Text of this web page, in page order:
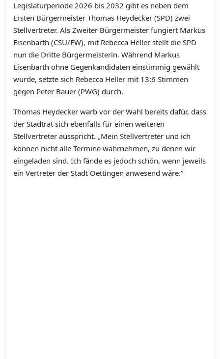
Legislaturperiode 2026 bis 2032 gibt es neben dem
Ersten Bürgermeister Thomas Heydecker (SPD) zwei
Stellvertreter. Als Zweiter Bürgermeister fungiert Markus
Eisenbarth (CSU/FW), mit Rebecca Heller stellt die SPD
nun die Dritte Bürgermeisterin. Während Markus
Eisenbarth ohne Gegenkandidaten einstimmig gewählt
wurde, setzte sich Rebecca Heller mit 13:6 Stimmen
gegen Peter Bauer (PWG) durch.
Thomas Heydecker warb vor der Wahl bereits dafür, dass
der Stadtrat sich ebenfalls für einen weiteren
Stellvertreter ausspricht. „Mein Stellvertreter und ich
können nicht alle Termine wahrnehmen, zu denen wir
eingeladen sind. Ich fände es jedoch schön, wenn jeweils
ein Vertreter der Stadt Oettingen anwesend wäre.“